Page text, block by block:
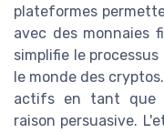
plateformes
avec des monnaies
simplifie le
le monde des
actifs en tant que
raison persuasive.